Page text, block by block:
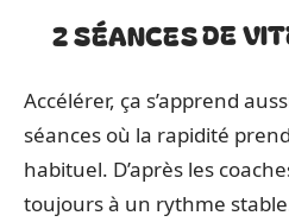
2 SÉANCES DE
Accélérer, ça s’apprend
séances où la rapidité
habituel. D’après les
toujours à un rythme